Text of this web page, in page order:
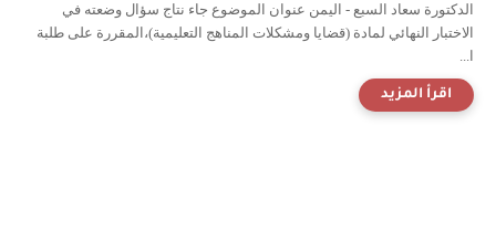
الدكتورة سعاد السبع - اليمن عنوان الموضوع جاء نتاج سؤال وضعته في
الاختبار النهائي لمادة (قضايا ومشكلات المناهج التعليمية)،المقررة على طلبة
ا...